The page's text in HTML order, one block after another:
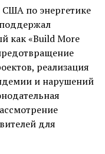
по энергетике
как «Build More
реализация
и нарушений
для